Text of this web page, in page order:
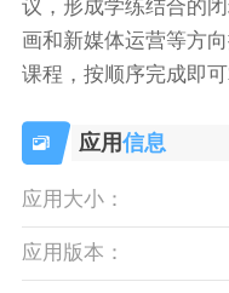
议，形成学练结合的
画和新媒体运营等方
课程，按顺序完成即可
应用信息
应用大小：
应用版本：